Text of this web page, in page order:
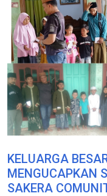
KELUARGA
MENGUCAPKAN
SAKERA